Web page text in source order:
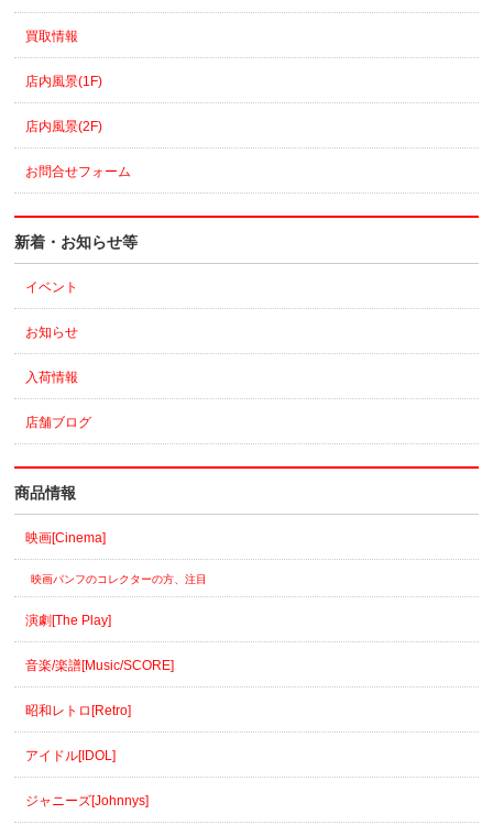
買取情報
店内風景(1F)
店内風景(2F)
お問合せフォーム
新着・お知らせ等
イベント
お知らせ
入荷情報
店舗ブログ
商品情報
映画[Cinema]
映画パンフのコレクターの方、注目
演劇[The Play]
音楽/楽譜[Music/SCORE]
昭和レトロ[Retro]
アイドル[IDOL]
ジャニーズ[Johnnys]